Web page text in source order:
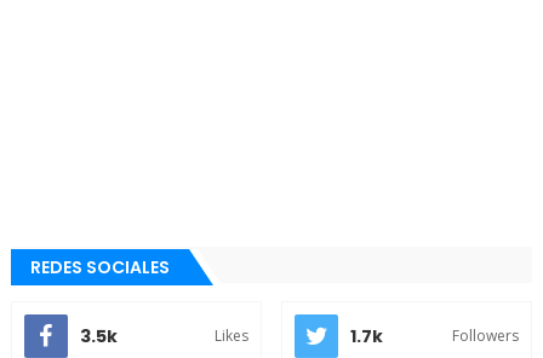
REDES SOCIALES
3.5k Likes 1.7k Followers